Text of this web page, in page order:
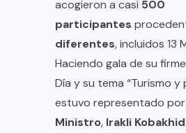
acogieron a casi 500
participantes
diferentes, incluidos 13
Haciendo gala de su
Día y su tema “Turismo y
estuvo representado por
Ministro, Irakli